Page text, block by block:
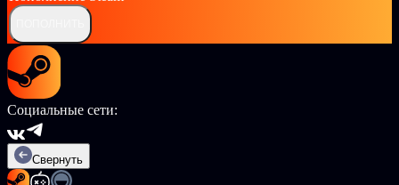
Социальные сети:
Свернуть